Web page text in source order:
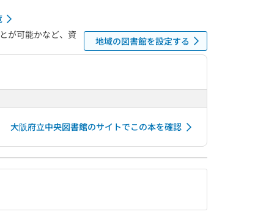
が可能かなど、資
地域の図書館を設定する
大阪府立中央図書館のサイトでこの本を確認